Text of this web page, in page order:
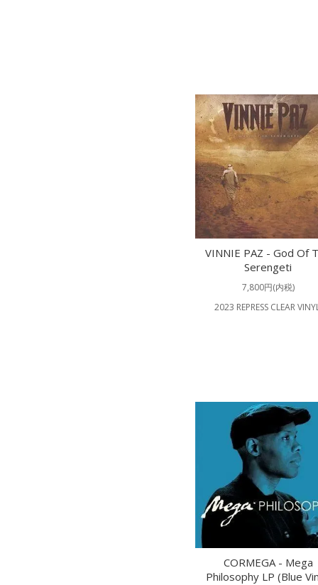
VINNIE PAZ - God Of
Serengeti
7,800円(内税)
2023 REPRESS CLEAR
CORMEGA - Mega
Philosophy LP (Blue